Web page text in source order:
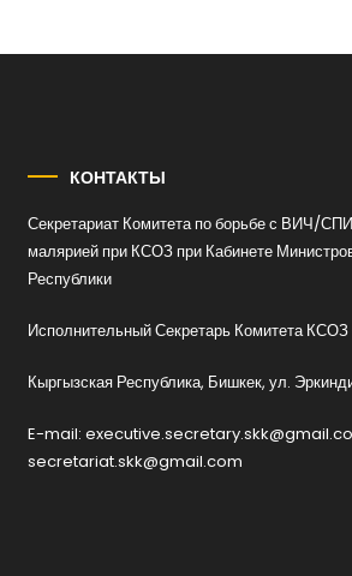
КОНТАКТЫ
Секретариат Комитета по борьбе с ВИЧ/
малярией при КСОЗ при Кабинете
Республики
Исполнительный Секретарь Комитета
Кыргызская Республика, Бишкек, ул.
E-mail:
secretariat.skk@gmail.com